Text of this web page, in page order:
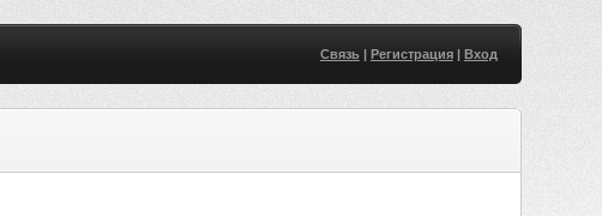
Связь| Регистрация| Вход